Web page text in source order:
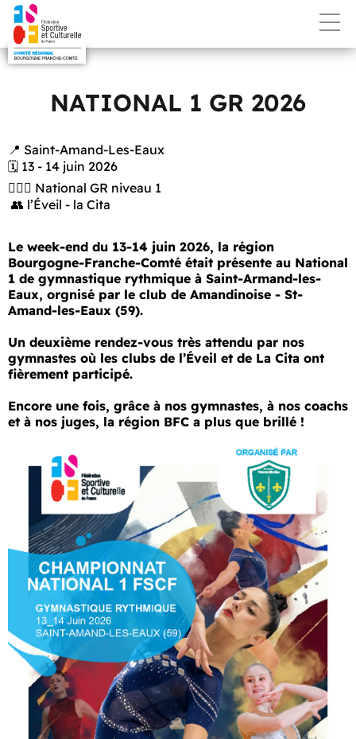
NATIONAL 1 GR 2026
📍 Saint-Amand-Les-Eaux
🗓️ 13 - 14 juin 2026
🤸🏼‍♂️ National GR niveau 1
👥 l’Éveil - la Cita
Le week-end du 13-14 juin 2026, la région
Bourgogne-Franche-Comté était présente au National
1 de gymnastique rythmique à Saint-Armand-les-
Eaux, orgnisé par le club de Amandinoise - St-
Amand-les-Eaux (59).
Un deuxième rendez-vous très attendu par nos
gymnastes où les clubs de l’Éveil et de La Cita ont
fièrement participé.
Encore une fois, grâce à nos gymnastes, à nos coachs
et à nos juges, la région BFC a plus que brillé !